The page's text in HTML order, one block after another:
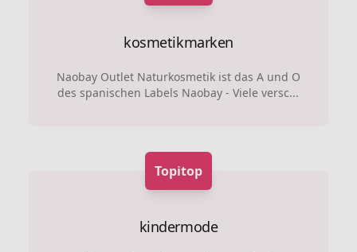
kosmetikmarken
Naobay Outlet Naturkosmetik ist das A und O
des spanischen Labels Naobay - Viele versc...
Topitop
kindermode